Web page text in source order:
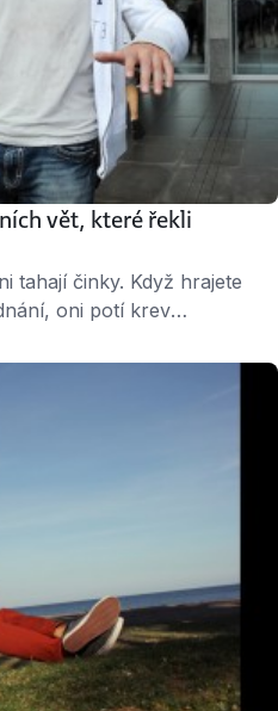
vět, které řekli
tahají činky. Když hrajete
oni potí krev
od té vaší asi značně liší,
hokejistů, tenistů či
na úspěch, kariéru,